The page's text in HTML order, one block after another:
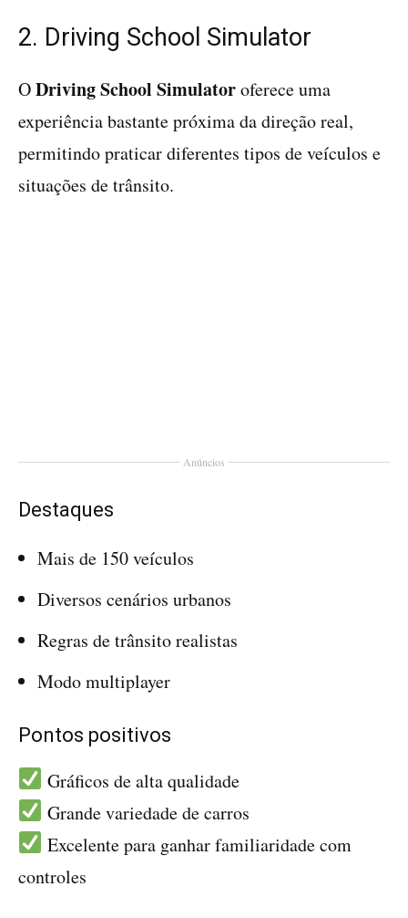
2. Driving School Simulator
ODriving School Simulatoroferece uma
experiência bastante próxima da direção real,
permitindo praticar diferentes tipos de veículos e
situações de trânsito.
Anúncios
Destaques
Mais de 150 veículos
Diversos cenários urbanos
Regras de trânsito realistas
Modo multiplayer
Pontos positivos
Gráficos de alta qualidade
Grande variedade de carros
Excelente para ganhar familiaridade com
controles